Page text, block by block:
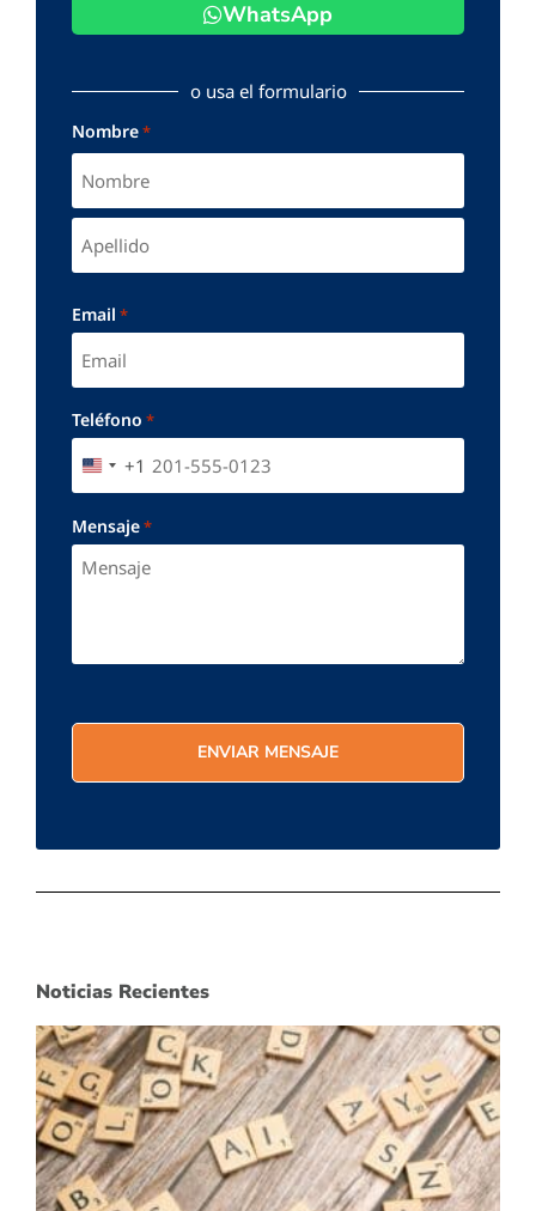
WhatsApp
o usa el formulario
Nombre*
Email *
Teléfono *
UNITED STATES +1
+1
Mensaje*
Noticias Recientes